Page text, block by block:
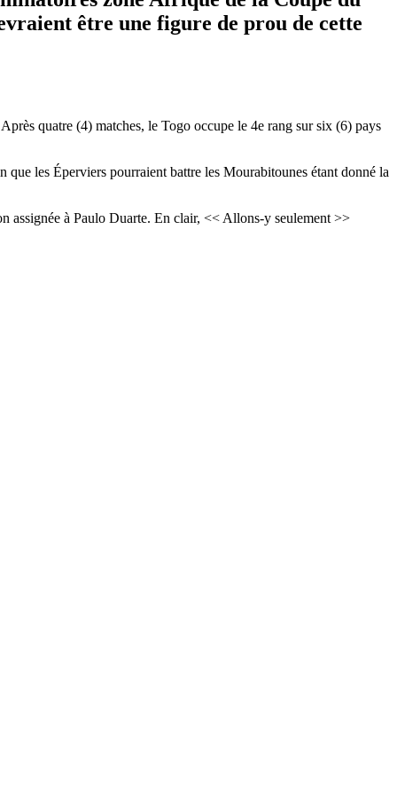
être une figure de prou de cette
quatre (4) matches, le Togo occupe le 4e rang sur six (6) pays
les Éperviers pourraient battre les Mourabitounes étant donné la
assignée à Paulo Duarte. En clair, << Allons-y seulement >>